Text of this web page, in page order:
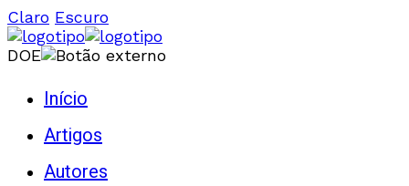
Claro Escuro
DOE
Início
Artigos
Autores